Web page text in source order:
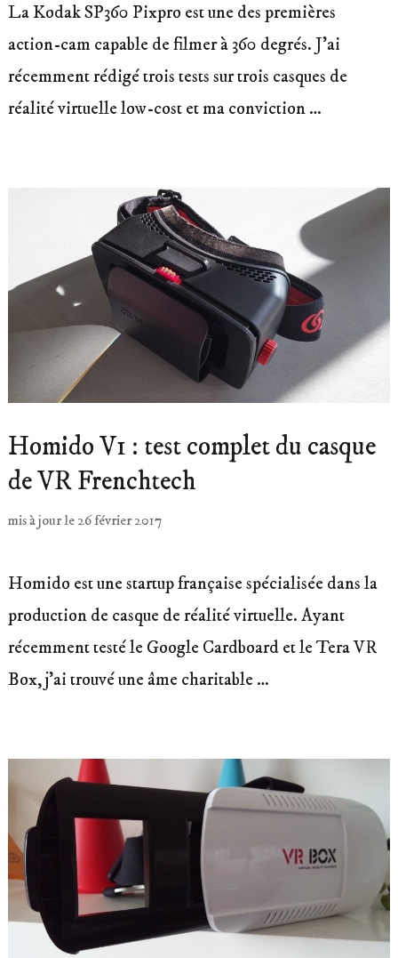
La Kodak SP360 Pixpro est une des premières
action-cam capable de filmer à 360 degrés. J’ai
récemment rédigé trois tests sur trois casques de
réalité virtuelle low-cost et ma conviction …
Homido V1 : test complet du casque
de VR Frenchtech
mis à jour le 26 février 2017
Homido est une startup française spécialisée dans la
production de casque de réalité virtuelle. Ayant
récemment testé le Google Cardboard et le Tera VR
Box, j’ai trouvé une âme charitable …